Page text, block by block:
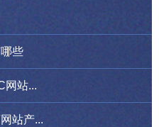
些
网站...
站产...